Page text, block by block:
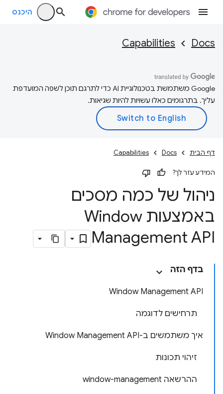
היכנס
Docs
Capabilities
‫Google משתמשת בטכנולוגיית AI כדי לתרגם תוכן לשפה המועדפת
עליך. בתרגומים כאלו עשויות להיות שגיאות.
דף הבית Docs
Capabilities
המידע עזר לך?
ניהול של כמה מסכים
באמצעות Window
Management API
בדף הזה
Window Management API
תרחישים לדוגמה
איך משתמשים ב-Window Management API
זיהוי תכונות
ההרשאה window-management